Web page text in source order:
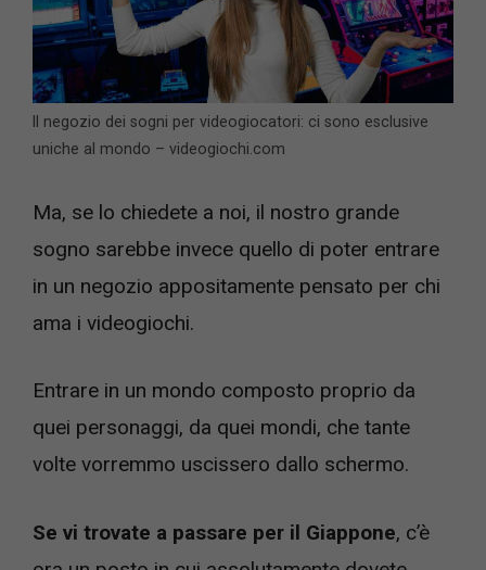
Il negozio dei sogni per videogiocatori: ci sono esclusive
uniche al mondo – videogiochi.com
Ma, se lo chiedete a noi, il nostro grande
sogno sarebbe invece quello di poter entrare
in un negozio appositamente pensato per chi
ama i videogiochi.
Entrare in un mondo composto proprio da
quei personaggi, da quei mondi, che tante
volte vorremmo uscissero dallo schermo.
Se vi trovate a passare per il Giappone, c’è